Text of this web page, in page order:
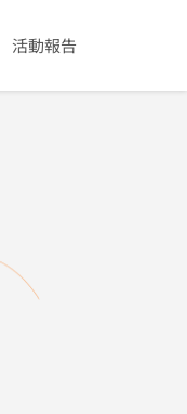
活動報告